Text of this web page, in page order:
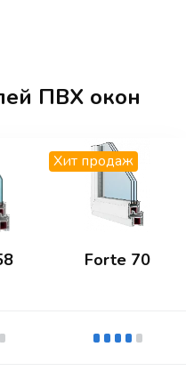
ПВХ окон
Хит продаж
Forte 70